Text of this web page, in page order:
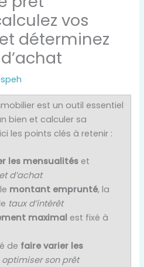
vos
déterminez
est un outil essentiel
bien et calculer sa
les points clés à retenir :
les mensualités et
d’achat
montant emprunté, la
taux d’intérêt
maximal est fixé à
de faire varier les
optimiser son prêt